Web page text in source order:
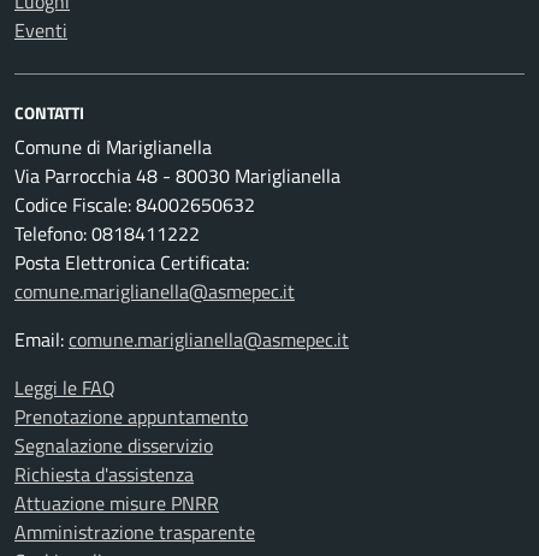
Eventi
CONTATTI
Comune di Mariglianella
Via Parrocchia 48 - 80030 Mariglianella
Codice Fiscale: 84002650632
Telefono: 0818411222
Posta Elettronica Certificata:
comune.mariglianella@asmepec.it
Email:comune.mariglianella@asmepec.it
Leggi le FAQ
Prenotazione appuntamento
Segnalazione disservizio
Richiesta d'assistenza
Attuazione misure PNRR
Amministrazione trasparente